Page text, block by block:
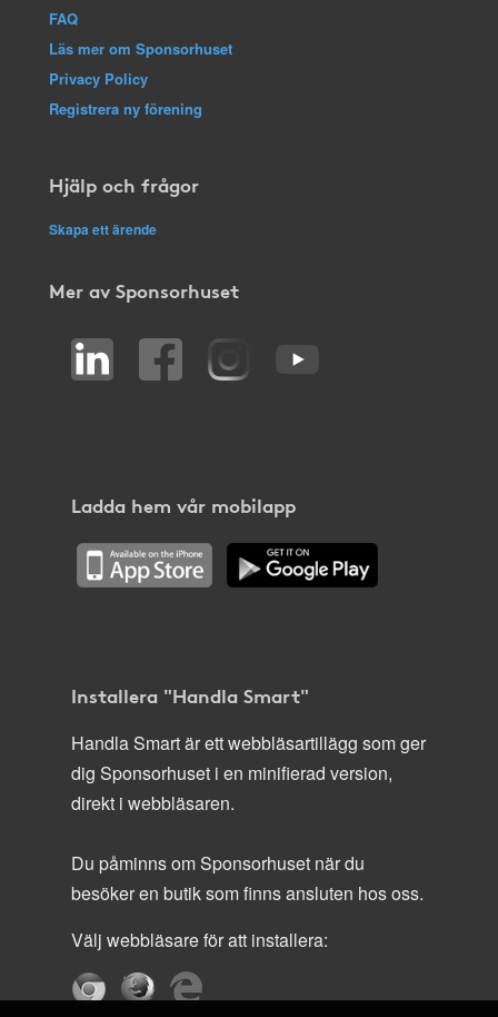
FAQ
Läs mer om Sponsorhuset
Privacy Policy
Registrera ny förening
Hjälp och frågor
Skapa ett ärende
Mer av Sponsorhuset
Ladda hem vår mobilapp
Installera "Handla Smart"
Handla Smart är ett webbläsartillägg som ger
dig Sponsorhuset i en minifierad version,
direkt i webbläsaren.
Du påminns om Sponsorhuset när du
besöker en butik som finns ansluten hos oss.
Välj webbläsare för att installera: